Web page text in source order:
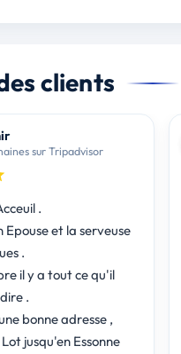
clients
sur Tripadvisor
.
Epouse et la serveuse
.
il y a tout ce qu'il
.
jusqu'en Essonne